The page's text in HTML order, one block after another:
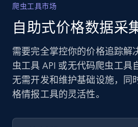
爬虫工具市场
自助式价格数据采
需要完全掌控你的价格追踪解
虫工具 API 或无代码爬虫工具
无需开发和维护基础设施，同
格情报工具的灵活性。